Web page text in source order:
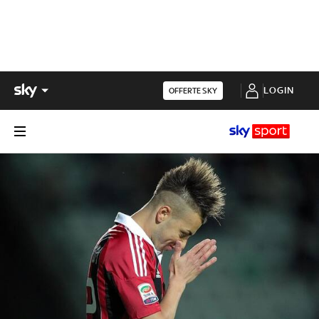
OFFERTE SKY LOGIN